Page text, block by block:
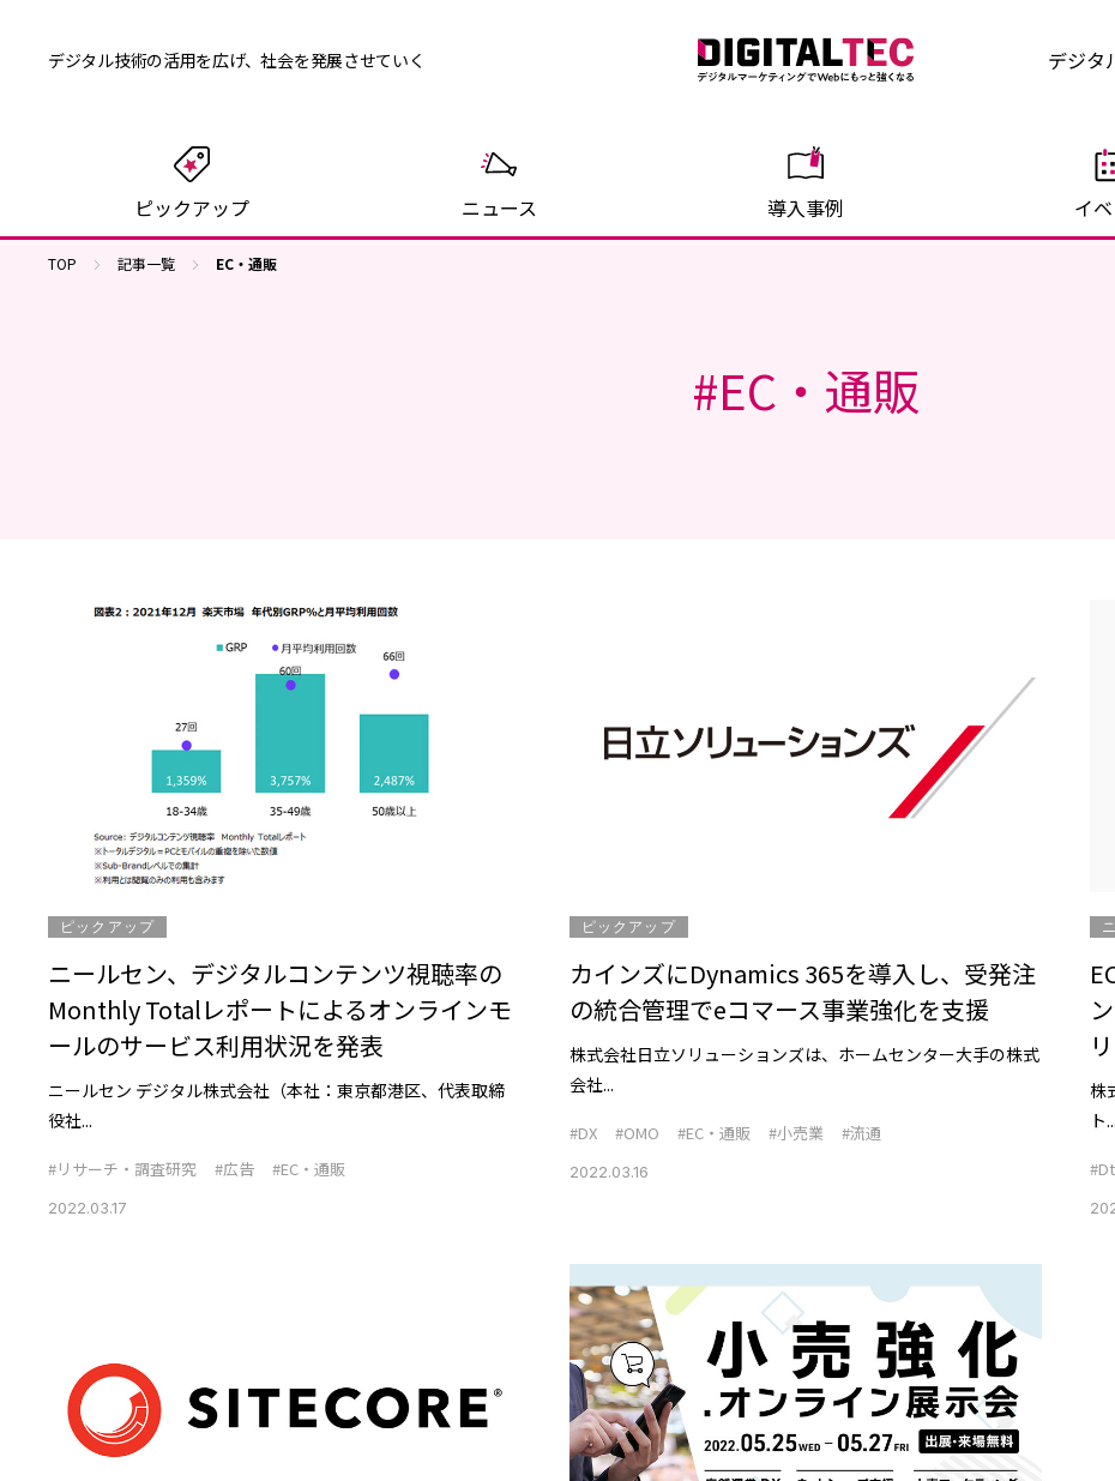
デジタル技術の活用を広げ、社会を発展させていく デジタ
ピックアップ ニュース 導入事例 イ
TOP 記事一覧 EC・通販
#EC・通販
ピックアップ
ニールセン、デジタルコンテンツ視聴率の
Monthly Totalレポートによるオンラインモ
ールのサービス利用状況を発表
ニールセン デジタル株式会社（本社：東京都港区、代表取締
役社...
#リサーチ・調査研究 #広告 #EC・通販
2022.03.17
ピックアップ
カインズにDynamics 365を導入し、受発注
の統合管理でeコマース事業強化を支援
株式会社日立ソリューションズは、ホームセンター大手の株式
会社...
#DX #OMO #EC・通販 #小売業 #流通
2022.03.16
株
ト...